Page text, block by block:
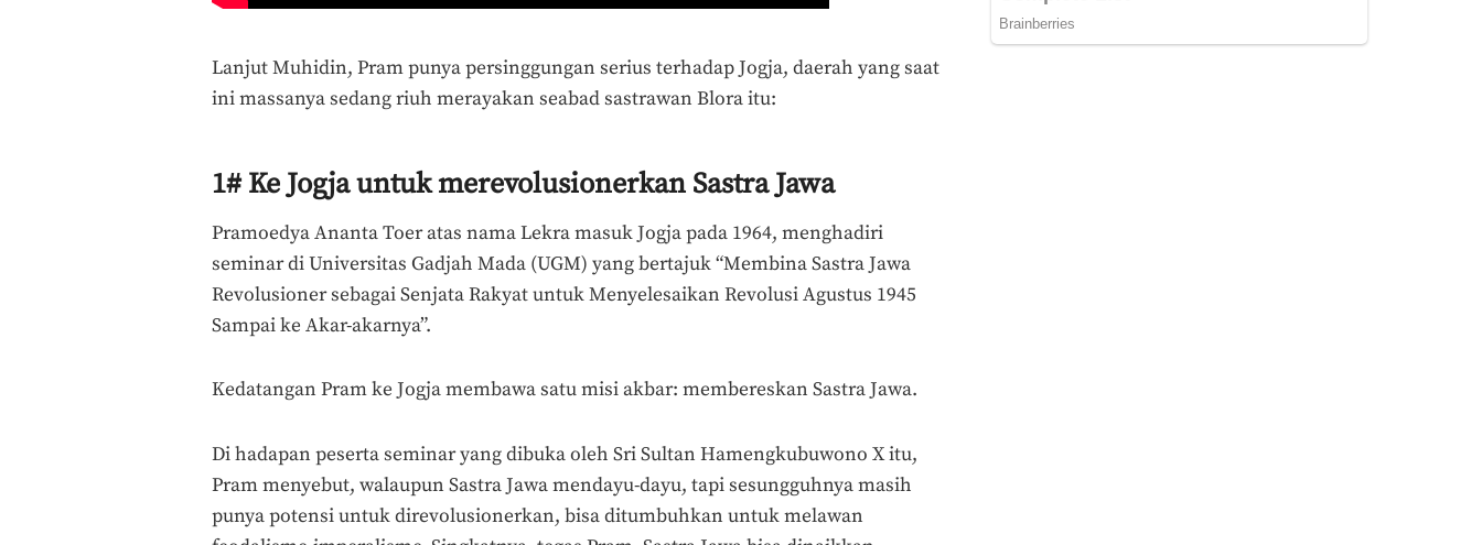
Lanjut Muhidin, Pram punya persinggungan serius terhadap Jogja, daerah yang saat
ini massanya sedang riuh merayakan seabad sastrawan Blora itu:
1# Ke Jogja untuk merevolusionerkan Sastra Jawa
Pramoedya Ananta Toer atas nama Lekra masuk Jogja pada 1964, menghadiri
seminar di Universitas Gadjah Mada (UGM) yang bertajuk “Membina Sastra Jawa
Revolusioner sebagai Senjata Rakyat untuk Menyelesaikan Revolusi Agustus 1945
Sampai ke Akar-akarnya”.
Kedatangan Pram ke Jogja membawa satu misi akbar: membereskan Sastra Jawa.
Di hadapan peserta seminar yang dibuka oleh Sri Sultan Hamengkubuwono X itu,
Pram menyebut, walaupun Sastra Jawa mendayu-dayu, tapi sesungguhnya masih
punya potensi untuk direvolusionerkan, bisa ditumbuhkan untuk melawan